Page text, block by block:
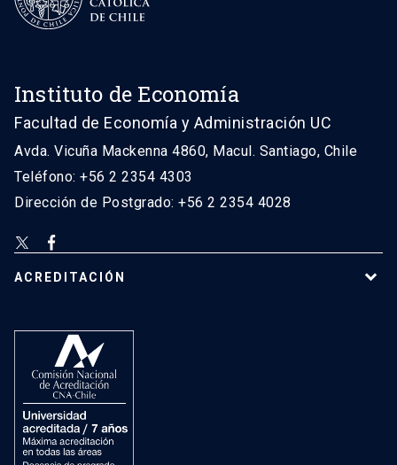
Instituto de Economía
Facultad de Economía y Administración UC
Avda. Vicuña Mackenna 4860, Macul. Santiago, Chile
Teléfono: +56 2 2354 4303
Dirección de Postgrado: +56 2 2354 4028
ACREDITACIÓN